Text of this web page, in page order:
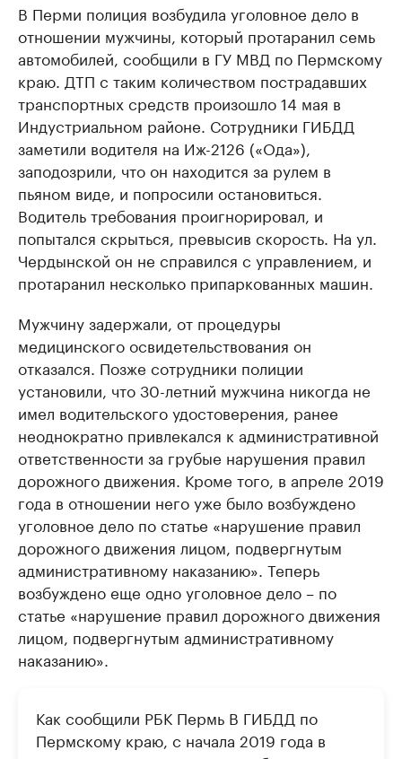
В Перми полиция возбудила уголовное дело в
отношении мужчины, который протаранил семь
автомобилей, сообщили в ГУ МВД по Пермскому
краю. ДТП с таким количеством пострадавших
транспортных средств произошло 14 мая в
Индустриальном районе. Сотрудники ГИБДД
заметили водителя на Иж-2126 («Ода»),
заподозрили, что он находится за рулем в
пьяном виде, и попросили остановиться.
Водитель требования проигнорировал, и
попытался скрыться, превысив скорость. На ул.
Чердынской он не справился с управлением, и
протаранил несколько припаркованных машин.
Мужчину задержали, от процедуры
медицинского освидетельствования он
отказался. Позже сотрудники полиции
установили, что 30-летний мужчина никогда не
имел водительского удостоверения, ранее
неоднократно привлекался к административной
ответственности за грубые нарушения правил
дорожного движения. Кроме того, в апреле 2019
года в отношении него уже было возбуждено
уголовное дело по статье «нарушение правил
дорожного движения лицом, подвергнутым
административному наказанию». Теперь
возбуждено еще одно уголовное дело – по
статье «нарушение правил дорожного движения
лицом, подвергнутым административному
наказанию».
Как сообщили РБК Пермь В ГИБДД по
Пермскому краю, с начала 2019 года в